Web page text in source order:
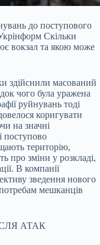
до поступового
Скільки
вокзал та якою може
здійснили масований
чого була уражена
руйнувань тоді
коригувати
на значні
поступово
територію,
про зміни у розкладі,
В компанії
зведення нового
мешканців
АТАК